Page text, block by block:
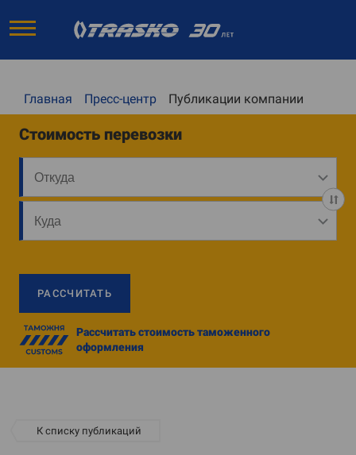
Главная Пресс-центр Публикации компании
Стоимость перевозки
РАССЧИТАТЬ
Рассчитать стоимость таможенного
оформления
К списку публикаций